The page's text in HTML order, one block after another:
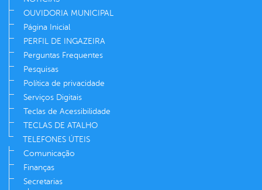
OUVIDORIA MUNICIPAL
Página Inicial
PERFIL DE INGAZEIRA
Perguntas Frequentes
Pesquisas
Política de privacidade
Serviços Digitais
Teclas de Acessibilidade
TECLAS DE ATALHO
TELEFONES ÚTEIS
Comunicação
Finanças
Secretarias